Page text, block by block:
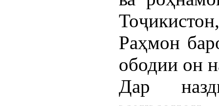
Раҳмон
ободии он
Дар